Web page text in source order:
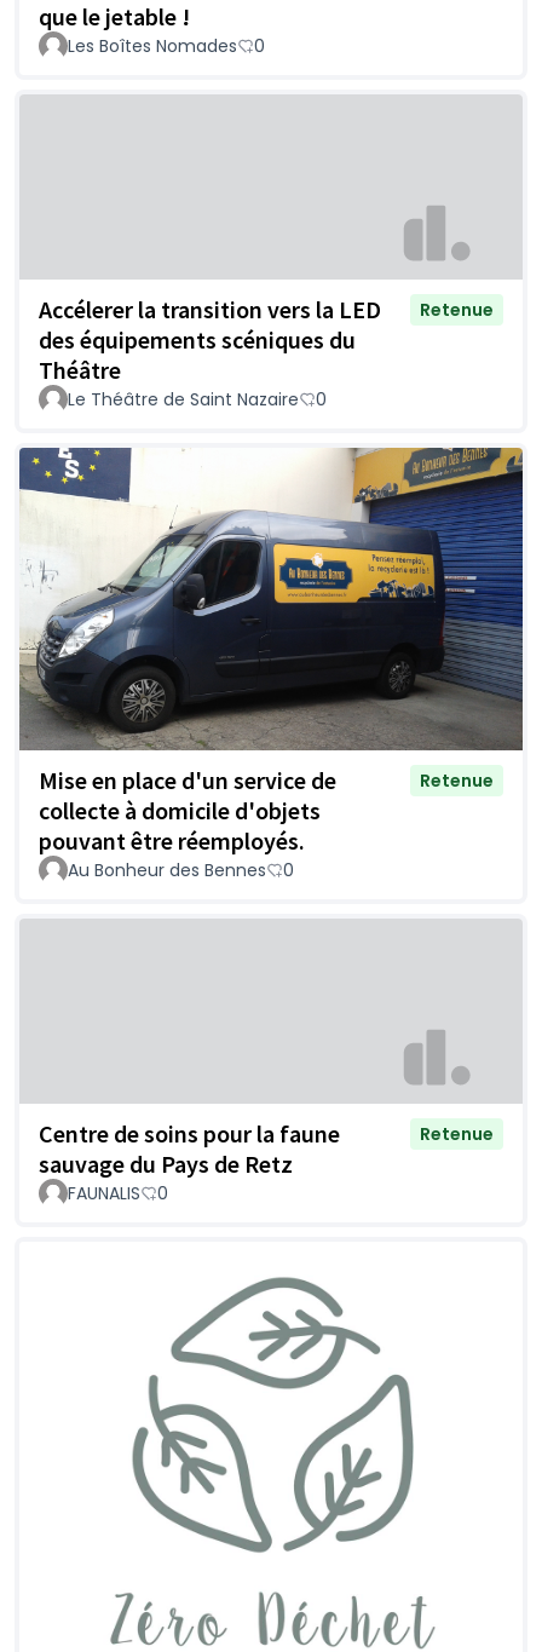
que le jetable !
Les Boîtes Nomades 0
Accélerer la transition vers la LED
des équipements scéniques du
Théâtre
Retenue
Le Théâtre de Saint Nazaire 0
Mise en place d'un service de
collecte à domicile d'objets
pouvant être réemployés.
Retenue
Au Bonheur des Bennes 0
Centre de soins pour la faune
sauvage du Pays de Retz
Retenue
FAUNALIS 0